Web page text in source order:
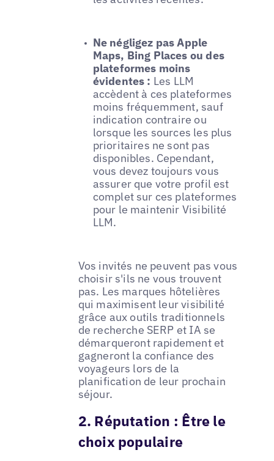
Ne négligez pas Apple
Maps, Bing Places ou des
plateformes moins
évidentes : Les LLM
accèdent à ces plateformes
moins fréquemment, sauf
indication contraire ou
lorsque les sources les plus
prioritaires ne sont pas
disponibles. Cependant,
vous devez toujours vous
assurer que votre profil est
complet sur ces plateformes
pour le maintenir Visibilité
LLM.
Vos invités ne peuvent pas vous
choisir s'ils ne vous trouvent
pas. Les marques hôtelières
qui maximisent leur visibilité
grâce aux outils traditionnels
de recherche SERP et IA se
démarqueront rapidement et
gagneront la confiance des
voyageurs lors de la
planification de leur prochain
séjour.
2. Réputation : Être le
choix populaire